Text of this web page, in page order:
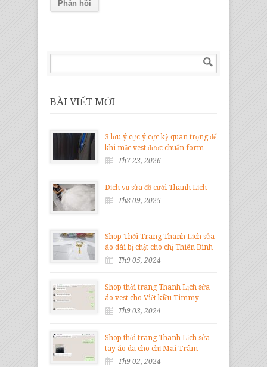
BÀI VIẾT MỚI
3 lưu ý cực ý cực kỳ quan trọng để
khi mặc vest được chuẩn form
Th7 23, 2026
Dịch vụ sửa đồ cưới Thanh Lịch
Th8 09, 2025
Shop Thời Trang Thanh Lịch sửa
áo dài bị chật cho chị Thiên Bình
Th9 05, 2024
Shop thời trang Thanh Lịch sửa
áo vest cho Việt kiều Timmy
Th9 03, 2024
Shop thời trang Thanh Lịch sửa
tay áo da cho chị Mai Trâm
Th9 02, 2024